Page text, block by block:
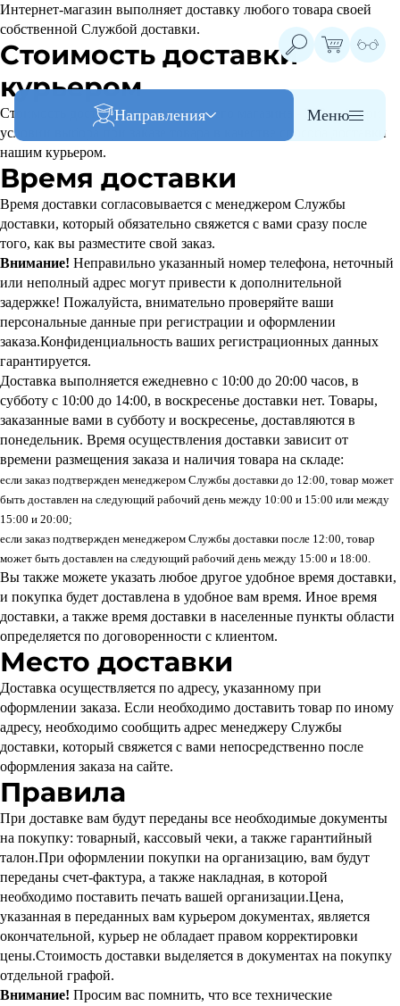
Направления Меню
Интернет-магазин выполняет доставку любого товара своей
собственной Службой доставки.
Стоимость доставки
курьером
Стоимость доставки товара из нашего магазина - 500 руб, при
условии выбора при заказе товара в качестве способа доставки
нашим курьером.
Время доставки
Время доставки согласовывается с менеджером Службы
доставки, который обязательно свяжется с вами сразу после
того, как вы разместите свой заказ.
Внимание! Неправильно указанный номер телефона, неточный
или неполный адрес могут привести к дополнительной
задержке! Пожалуйста, внимательно проверяйте ваши
персональные данные при регистрации и оформлении
заказа.Конфиденциальность ваших регистрационных данных
гарантируется.
Доставка выполняется ежедневно с 10:00 до 20:00 часов, в
субботу с 10:00 до 14:00, в воскресенье доставки нет. Товары,
заказанные вами в субботу и воскресенье, доставляются в
понедельник. Время осуществления доставки зависит от
времени размещения заказа и наличия товара на складе:
если заказ подтвержден менеджером Службы доставки до 12:00, товар может
быть доставлен на следующий рабочий день между 10:00 и 15:00 или между
15:00 и 20:00;
если заказ подтвержден менеджером Службы доставки после 12:00, товар
может быть доставлен на следующий рабочий день между 15:00 и 18:00.
Вы также можете указать любое другое удобное время доставки,
и покупка будет доставлена в удобное вам время. Иное время
доставки, а также время доставки в населенные пункты области
определяется по договоренности с клиентом.
Место доставки
Доставка осуществляется по адресу, указанному при
оформлении заказа. Если необходимо доставить товар по иному
адресу, необходимо сообщить адрес менеджеру Службы
доставки, который свяжется с вами непосредственно после
оформления заказа на сайте.
Правила
При доставке вам будут переданы все необходимые документы
на покупку: товарный, кассовый чеки, а также гарантийный
талон.При оформлении покупки на организацию, вам будут
переданы счет-фактура, а также накладная, в которой
необходимо поставить печать вашей организации.Цена,
указанная в переданных вам курьером документах, является
окончательной, курьер не обладает правом корректировки
цены.Стоимость доставки выделяется в документах на покупку
отдельной графой.
Внимание! Просим вас помнить, что все технические